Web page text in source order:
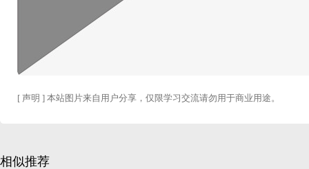
[ 声明 ] 本站图片来自用户分享，仅限学习交流请勿用于商业用途。
相似推荐